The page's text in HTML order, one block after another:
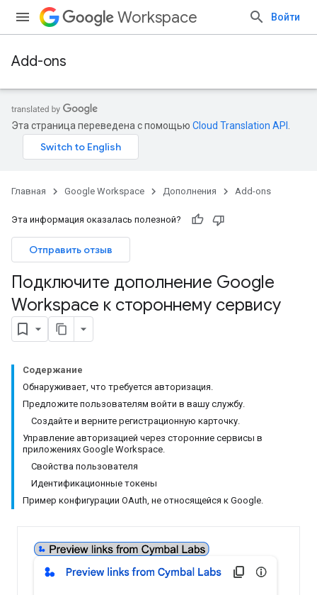
Workspace Войти
Add-ons
Эта страница переведена с помощью Cloud Translation API
Главная Google Workspace Дополнения Add-ons
Эта информация оказалась полезной?
Отправить отзыв
Подключите дополнение Google
Workspace к стороннему сервису
Содержание
Обнаруживает, что требуется авторизация.
Предложите пользователям войти в вашу службу.
Создайте и верните регистрационную карточку.
Управление авторизацией через сторонние сервисы в
приложениях Google Workspace.
Свойства пользователя
Идентификационные токены
Пример конфигурации OAuth, не относящейся к Google.